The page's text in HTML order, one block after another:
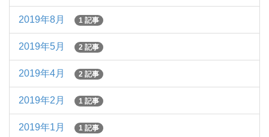
2019年8月 1 記事
2019年5月 2 記事
2019年4月 2 記事
2019年2月 1 記事
2019年1月 1 記事